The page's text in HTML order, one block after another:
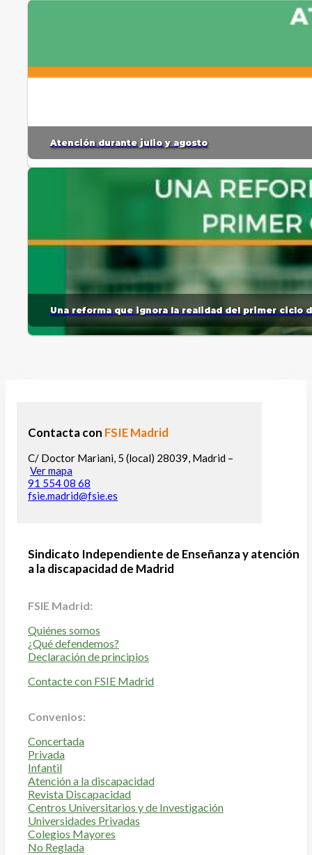
Atención durante julio y agosto
Una reforma que ignora la realidad del primer ciclo
Contacta con FSIE Madrid
C/ Doctor Mariani, 5 (local) 28039, Madrid –
Ver mapa
91 554 08 68
fsie.madrid@fsie.es
Sindicato Independiente de Enseñanza y atención
a la discapacidad de Madrid
FSIE Madrid:
Quiénes somos
¿Qué defendemos?
Declaración de principios
Contacte con FSIE Madrid
Convenios:
Concertada
Privada
Infantil
Atención a la discapacidad
Revista Discapacidad
Centros Universitarios y de Investigación
Universidades Privadas
Colegios Mayores
No Reglada